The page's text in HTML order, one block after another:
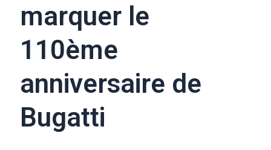
marquer le
110ème
anniversaire de
Bugatti